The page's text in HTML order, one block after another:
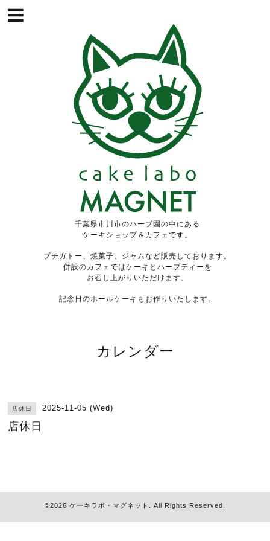
千葉県市川市のハーブ園の中にある
ケーキショップ＆カフェです。
プチガトー、焼菓子、ジャムなど販売しております。
併設のカフェではケーキとハーブティーを
お召し上がりいただけます。
記念日のホールケーキもお作りいたします。
カレンダー
店休日 2025-11-05 (Wed)
店休日
©2026 ケーキラボ・マグネット . All Rights Reserved.